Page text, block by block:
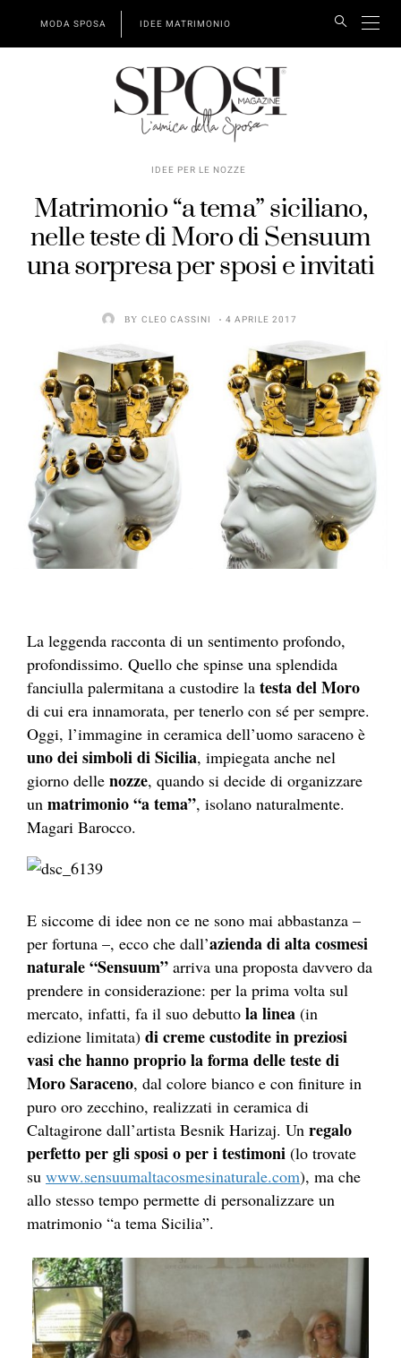
MODA SPOSA IDEE MATRIMONIO
IDEE PER LE NOZZE
Matrimonio “a tema” siciliano,
nelle teste di Moro di Sensuum
una sorpresa per sposi e invitati
BY CLEO CASSINI 4 APRILE 2017
La leggenda racconta di un sentimento profondo,
profondissimo. Quello che spinse una splendida
fanciulla palermitana a custodire la testa del Moro
di cui era innamorata, per tenerlo con sé per sempre.
Oggi, l’immagine in ceramica dell’uomo saraceno è
uno dei simboli di Sicilia, impiegata anche nel
giorno delle nozze, quando si decide di organizzare
un matrimonio “a tema”, isolano naturalmente.
Magari Barocco.
E siccome di idee non ce ne sono mai abbastanza –
per fortuna –, ecco che dall’azienda di alta cosmesi
naturale “Sensuum” arriva una proposta davvero da
prendere in considerazione: per la prima volta sul
mercato, infatti, fa il suo debutto la linea (in
edizione limitata) di creme custodite in preziosi
vasi che hanno proprio la forma delle teste di
Moro Saraceno, dal colore bianco e con finiture in
puro oro zecchino, realizzati in ceramica di
Caltagirone dall’artista Besnik Harizaj. Un regalo
perfetto per gli sposi o per i testimoni (lo trovate
su www.sensuumaltacosmesinaturale.com), ma che
allo stesso tempo permette di personalizzare un
matrimonio “a tema Sicilia”.